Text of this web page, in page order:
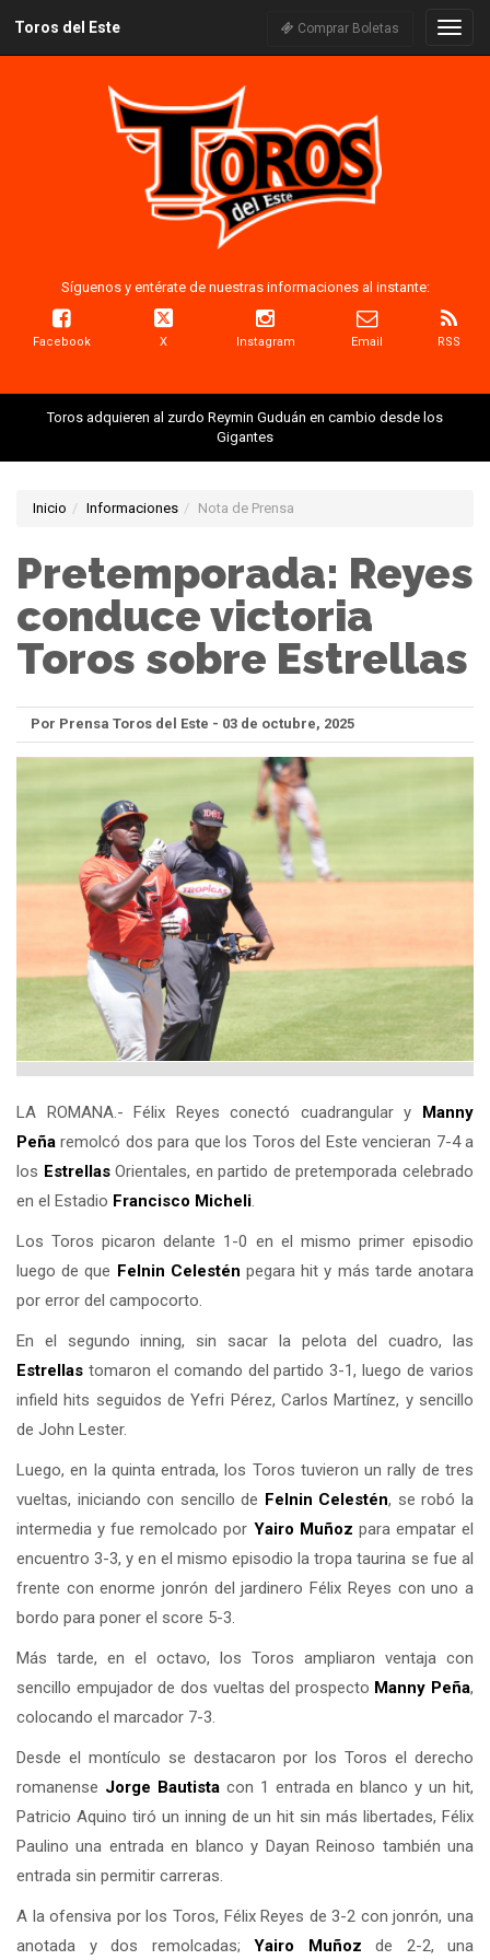
Toros del Este Comprar Boletas
Síguenos y entérate de nuestras informaciones al instante:
Facebook X Instagram Email RSS
Toros adquieren al zurdo Reymin Guduán en cambio desde los
Gigantes
Inicio Informaciones Nota de Prensa
Pretemporada: Reyes
conduce victoria
Toros sobre Estrellas
Por Prensa Toros del Este - 03 de octubre, 2025
LA ROMANA.- Félix Reyes conectó cuadrangular y
Manny
Peña remolcó dos para que los Toros del Este vencieran 7-4 a
los EstrellasOrientales, en partido de pretemporada celebrado
en el Estadio Francisco Micheli.
Los Toros picaron delante 1-0 en el mismo primer episodio
luego de que Felnin Celestén pegara hit y más tarde anotara
por error del campocorto.
En el segundo inning, sin sacar la pelota del cuadro, las
Estrellas tomaron el comando del partido 3-1, luego de varios
infield hits seguidos de Yefri Pérez, Carlos Martínez, y sencillo
de John Lester.
Luego, en la quinta entrada, los Toros tuvieron un rally de tres
vueltas, iniciando con sencillo de Felnin Celestén, se robó la
intermedia y fue remolcado por Yairo Muñoz para empatar el
encuentro 3-3, y en el mismo episodio la tropa taurina se fue al
frente con enorme jonrón del jardinero Félix Reyes con uno a
bordo para poner el score 5-3.
Más tarde, en el octavo, los Toros ampliaron ventaja con
sencillo empujador de dos vueltas del prospecto Manny Peña,
colocando el marcador 7-3.
Desde el montículo se destacaron por los Toros el derecho
romanense Jorge Bautistacon 1 entrada en blanco y un hit,
Patricio Aquino tiró un inning de un hit sin más libertades, Félix
Paulino una entrada en blanco y Dayan Reinoso también una
entrada sin permitir carreras.
A la ofensiva por los Toros, Félix Reyes de 3-2 con jonrón, una
anotada y dos remolcadas; Yairo Muñoz de 2-2, una